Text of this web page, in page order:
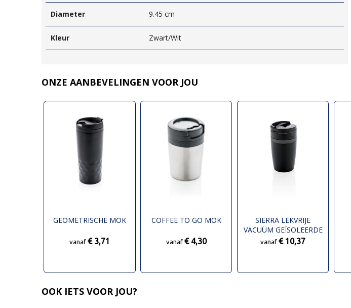
Diameter 9.45 cm
Kleur Zwart/Wit
ONZE AANBEVELINGEN VOOR JOU
GEOMETRISCHE MOK
vanaf € 3,71
COFFEE TO GO MOK
vanaf € 4,30
SIERRA LEKVRIJE
VACUÜM GEÏSOLEERDE
KOFFIEMOK
vanaf€ 10,37
OOK IETS VOOR JOU?